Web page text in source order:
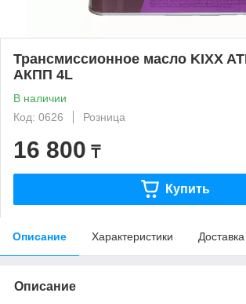
Трансмиссионное масло KIXX
АКПП 4L
В наличии
Код: 0626
Розница
16 800 ₸
Купить
Описание Характеристики Доставка
Описание